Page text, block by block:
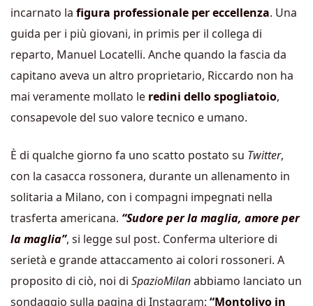
incarnato la figura professionale per eccellenza. Una
guida per i più giovani, in primis per il collega di
reparto, Manuel Locatelli. Anche quando la fascia da
capitano aveva un altro proprietario, Riccardo non ha
mai veramente mollato le redini dello spogliatoio,
consapevole del suo valore tecnico e umano.
È di qualche giorno fa uno scatto postato su Twitter,
con la casacca rossonera, durante un allenamento in
solitaria a Milano, con i compagni impegnati nella
trasferta americana. “Sudore per la maglia, amore per
la maglia”, si legge sul post. Conferma ulteriore di
serietà e grande attaccamento ai colori rossoneri. A
proposito di ciò, noi di SpazioMilanabbiamo lanciato un
sondaggio sulla pagina di Instagram: “Montolivo in